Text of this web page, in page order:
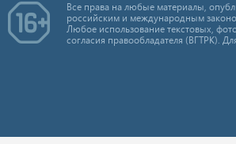
Все права на любые материалы,
российским и международным
Любое использование текстовых,
согласия правообладателя (ВГТРК).